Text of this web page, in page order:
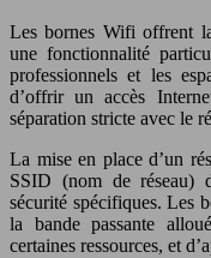
Les bornes Wifi offrent
une fonctionnalité
professionnels et les
d’offrir un accès
séparation stricte avec le
La mise en place d’un
SSID (nom de réseau)
sécurité spécifiques. Les
la bande passante
certaines ressources, et